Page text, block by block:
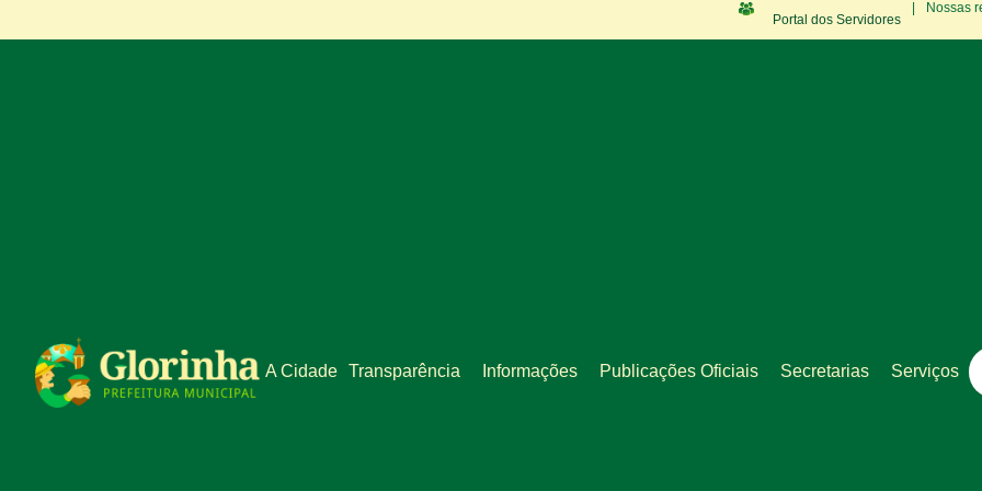
Portal dos Servidores
Nossas
A Cidade Transparência Informações Publicações Oficiais Secretarias Serviços